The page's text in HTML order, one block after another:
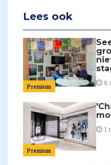
Lees ook
Premium 6
Premium
1